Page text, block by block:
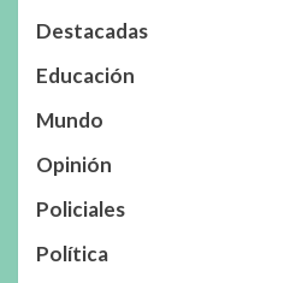
Destacadas
Educación
Mundo
Opinión
Policiales
Política